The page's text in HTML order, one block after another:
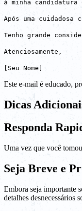
à minha
Após uma
Tenho grande
Atenciosamente,
[Seu Nome]
Este e-mail é educado,
Dicas
Responda
Uma vez que você
Seja Breve e
Embora seja importante
detalhes desnecessários